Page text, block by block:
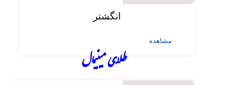
انگشتر
مشاهده
طلای مینیمال